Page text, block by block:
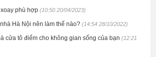
phù hợp(10:50 20/04/2023)
Hà Nội nên làm thế nào?(14:54 28/10/2022)
cửa tô điểm cho không gian sống của bạn(12:21